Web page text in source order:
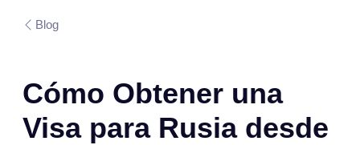
Blog
Cómo Obtener una
Visa para Rusia desde